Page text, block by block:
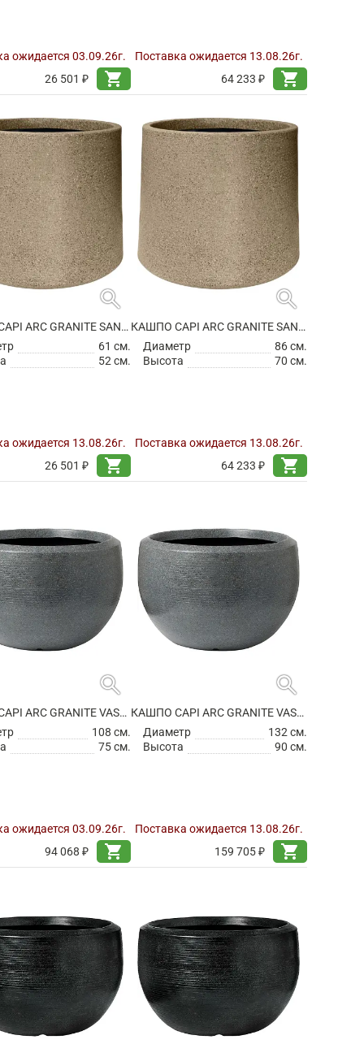
ожидается 03.09.26г.
26 501 ₽
shopping_cart
Поставка ожидается 13.08.26г.
64 233 ₽
shopping_cart
search
КАШПО CAPI ARC GRANITE SANDBAG MEDIUM WARM TAUPE
61 см.
52 см.
ожидается 13.08.26г.
26 501 ₽
shopping_cart
search
КАШПО CAPI ARC GRANITE SANDBAG MEDIUM WARM TAUPE
Диаметр
86 см.
Высота
70 см.
Поставка ожидается 13.08.26г.
64 233 ₽
shopping_cart
search
КАШПО CAPI ARC GRANITE VASE BALL ANTHRACITE
108 см.
75 см.
ожидается 03.09.26г.
94 068 ₽
shopping_cart
search
КАШПО CAPI ARC GRANITE VASE BALL ANTHRACITE
Диаметр
132 см.
Высота
90 см.
Поставка ожидается 13.08.26г.
159 705 ₽
shopping_cart